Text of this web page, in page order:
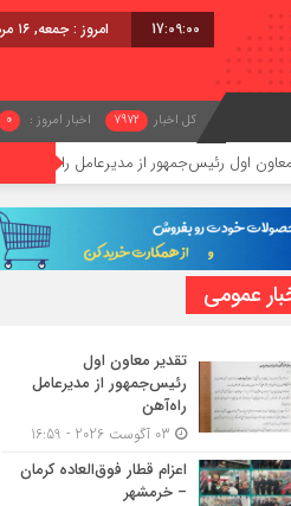
17:09:01 امروز : جمعه, ۱۶ مرداد , ۱۴۰۵
کل اخبار 7972 اخبار امروز : 0
از مدیرعامل راه‌آهن
عمومی
تقدیر معاون اول
رئیس‌جمهور از مدیرعامل
راه‌آهن
اعزام قطار فوق‌العاده کرمان
– خرمشهر